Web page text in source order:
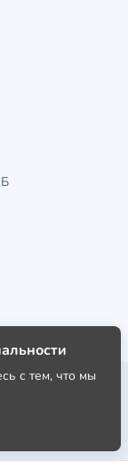
с тем, что мы